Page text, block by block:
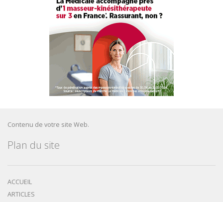
Contenu de votre site Web.
Plan du site
ACCUEIL
ARTICLES